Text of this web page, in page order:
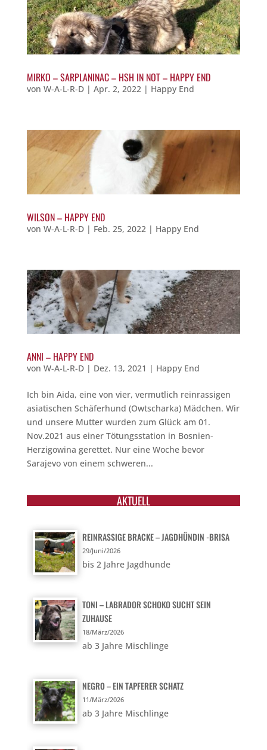
MIRKO – SARPLANINAC – HSH IN NOT – HAPPY END
von W-A-L-R-D| Apr. 2, 2022| Happy End
WILSON – HAPPY END
von W-A-L-R-D| Feb. 25, 2022| Happy End
ANNI – HAPPY END
von W-A-L-R-D| Dez. 13, 2021 | Happy End
Ich bin Aida, eine von vier, vermutlich reinrassigen
asiatischen Schäferhund (Owtscharka) Mädchen. Wir
und unsere Mutter wurden zum Glück am 01.
Nov.2021 aus einer Tötungsstation in Bosnien-
Herzigowina gerettet. Nur eine Woche bevor
Sarajevo von einem schweren...
AKTUELL
REINRASSIGE BRACKE – JAGDHÜNDIN -BRISA
29/Juni/2026
bis 2 Jahre Jagdhunde
TONI – LABRADOR SCHOKO SUCHT SEIN
ZUHAUSE
18/März/2026
ab 3 Jahre Mischlinge
NEGRO – EIN TAPFERER SCHATZ
11/März/2026
ab 3 Jahre Mischlinge